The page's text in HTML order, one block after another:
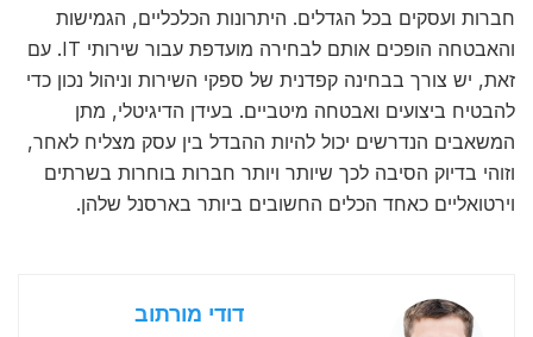
חברות ועסקים בכל הגדלים. היתרונות הכלכליים, הגמישות
והאבטחה הופכים אותם לבחירה מועדפת עבור שירותי IT. עם
זאת, יש צורך בבחינה קפדנית של ספקי השירות וניהול נכון כדי
להבטיח ביצועים ואבטחה מיטביים. בעידן הדיגיטלי, מתן
המשאבים הנדרשים יכול להיות ההבדל בין עסק מצליח לאחר,
וזוהי בדיוק הסיבה לכך שיותר ויותר חברות בוחרות בשרתים
וירטואליים כאחד הכלים החשובים ביותר בארסנל שלהן.
דודי מורתוב